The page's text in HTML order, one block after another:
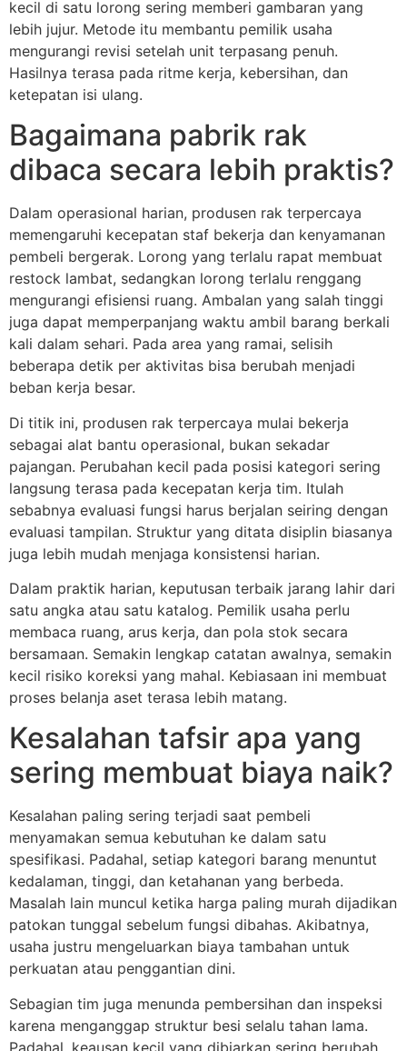
kecil di satu lorong sering memberi gambaran yang
lebih jujur. Metode itu membantu pemilik usaha
mengurangi revisi setelah unit terpasang penuh.
Hasilnya terasa pada ritme kerja, kebersihan, dan
ketepatan isi ulang.
Bagaimana pabrik rak
dibaca secara lebih praktis?
Dalam operasional harian, produsen rak terpercaya
memengaruhi kecepatan staf bekerja dan kenyamanan
pembeli bergerak. Lorong yang terlalu rapat membuat
restock lambat, sedangkan lorong terlalu renggang
mengurangi efisiensi ruang. Ambalan yang salah tinggi
juga dapat memperpanjang waktu ambil barang berkali
kali dalam sehari. Pada area yang ramai, selisih
beberapa detik per aktivitas bisa berubah menjadi
beban kerja besar.
Di titik ini, produsen rak terpercaya mulai bekerja
sebagai alat bantu operasional, bukan sekadar
pajangan. Perubahan kecil pada posisi kategori sering
langsung terasa pada kecepatan kerja tim. Itulah
sebabnya evaluasi fungsi harus berjalan seiring dengan
evaluasi tampilan. Struktur yang ditata disiplin biasanya
juga lebih mudah menjaga konsistensi harian.
Dalam praktik harian, keputusan terbaik jarang lahir dari
satu angka atau satu katalog. Pemilik usaha perlu
membaca ruang, arus kerja, dan pola stok secara
bersamaan. Semakin lengkap catatan awalnya, semakin
kecil risiko koreksi yang mahal. Kebiasaan ini membuat
proses belanja aset terasa lebih matang.
Kesalahan tafsir apa yang
sering membuat biaya naik?
Kesalahan paling sering terjadi saat pembeli
menyamakan semua kebutuhan ke dalam satu
spesifikasi. Padahal, setiap kategori barang menuntut
kedalaman, tinggi, dan ketahanan yang berbeda.
Masalah lain muncul ketika harga paling murah dijadikan
patokan tunggal sebelum fungsi dibahas. Akibatnya,
usaha justru mengeluarkan biaya tambahan untuk
perkuatan atau penggantian dini.
Sebagian tim juga menunda pembersihan dan inspeksi
karena menganggap struktur besi selalu tahan lama.
Padahal, keausan kecil yang dibiarkan sering berubah